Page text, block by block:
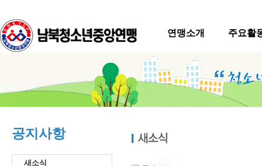
연맹소개 주요활
공지사항
새소식